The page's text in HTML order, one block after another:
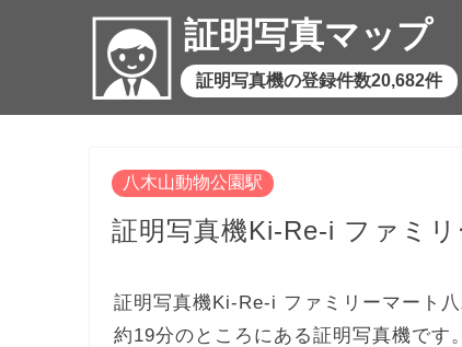
証明写真マップ
証明写真機の登録件数20,682件
八木山動物公園駅
証明写真機Ki-Re-i ファミ
証明写真機Ki-Re-i ファミリーマート
約19分のところにある証明写真機です。